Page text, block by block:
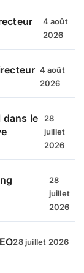
4 août
2026
4 août
2026
dans le
28
juillet
2026
28
juillet
2026
28 juillet 2026